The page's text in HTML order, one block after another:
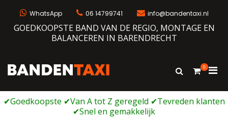
WhatsApp 06 14799741 info@bandentaxi.nl
GOEDKOOPSTE BAND VAN DE REGIO, MONTAGE EN
BALANCEREN IN BARENDRECHT
Bandengarage met eigen webshop
Toon
0
voor